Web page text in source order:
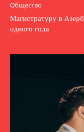
Общество
Магистратуру в
одного года